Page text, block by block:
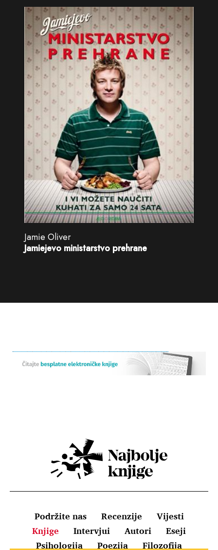
Jamie Oliver
Jamiejevo ministarstvo prehrane
Podržite nas Recenzije
Vijesti
Knjige
Intervjui Autori
Eseji
Psihologija
Poezija Filozofija